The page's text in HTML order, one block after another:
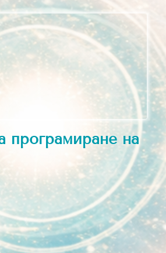
програмиране на